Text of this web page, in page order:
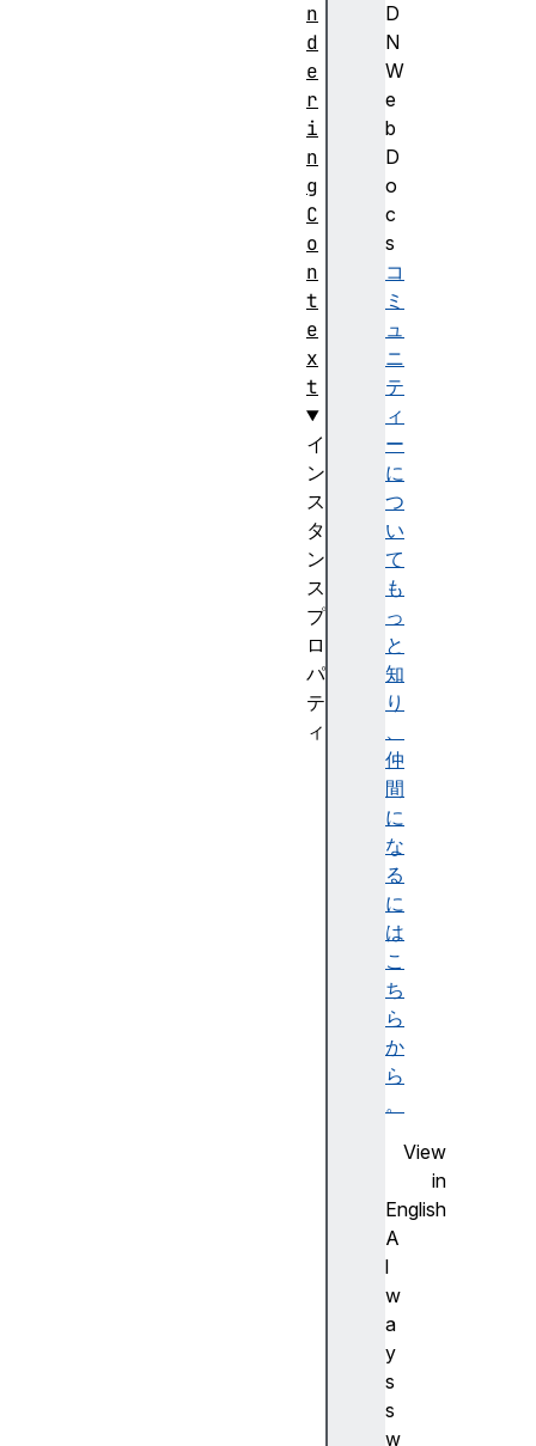
D
N
W
e
b
D
o
c
s
コ
ミ
ュ
ニ
テ
ィ
ー
に
つ
い
て
も
っ
と
知
り
、
仲
間
に
な
る
に
は
こ
ち
ら
か
ら
。
View
in
English
A
l
w
a
y
s
s
w
n
d
e
r
i
n
g
C
o
n
t
e
x
t
イ
ン
ス
タ
ン
ス
プ
ロ
パ
テ
ィ